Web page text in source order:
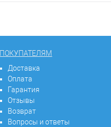
ПОКУПАТЕЛЯМ
Доставка
Оплата
Гарантия
Отзывы
Возврат
Вопросы и ответы